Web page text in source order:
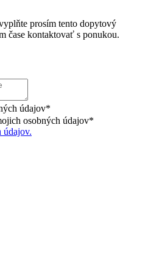
prosím tento dopytový
čase kontaktovať s ponukou.
údajov*
osobných údajov*
údajov.